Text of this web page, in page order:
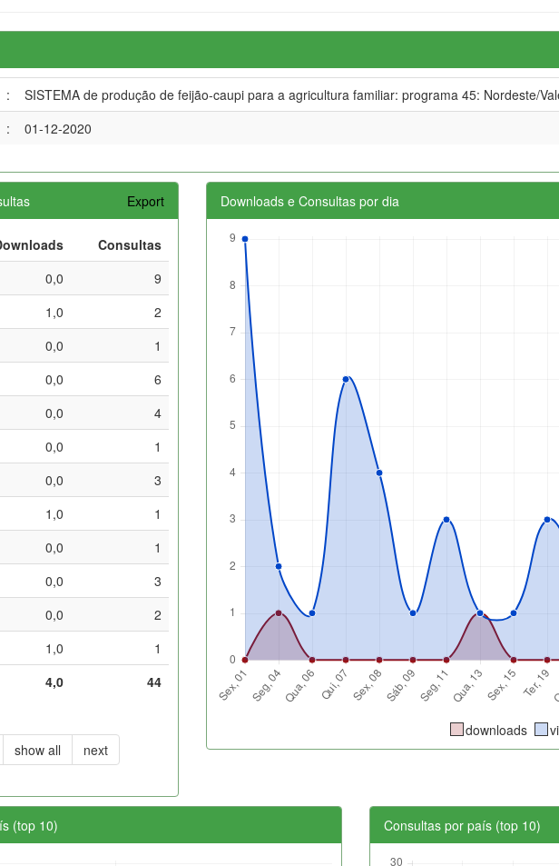
:
SISTEMA de produção de feijão-caupi para a agricultura familiar: programa 45: Nordeste/
: 01-12-2020
Export
Consultas
0,0
9
1,0
2
0,0
1
0,0
6
0,0
4
0,0
1
0,0
3
1,0
1
0,0
1
0,0
3
0,0
2
1,0
1
4,0
44
show all next
Downloads e Consultas por dia
downloads
(top 10) Consultas por país (top 10)